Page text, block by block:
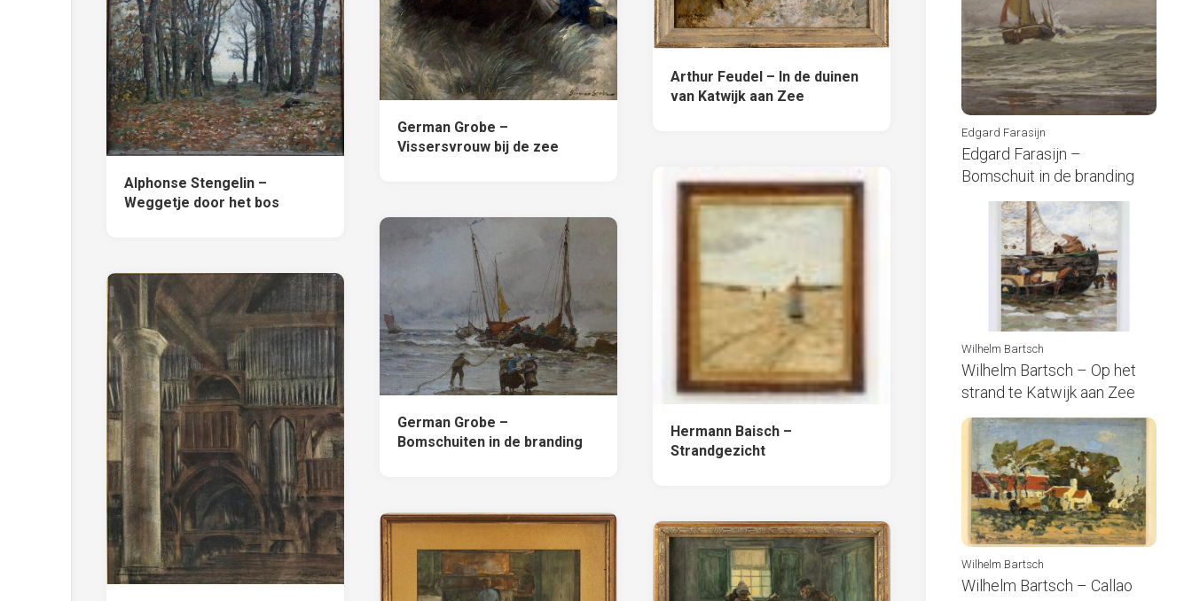
German Grobe –
Vissersvrouw bij de zee
Arthur Feudel – In de duinen
van Katwijk aan Zee
Alphonse Stengelin –
Weggetje door het bos
Hermann Baisch –
Strandgezicht
German Grobe –
Bomschuiten in de branding
Edgard Farasijn
Edgard Farasijn –
Bomschuit in de branding
Wilhelm Bartsch
Wilhelm Bartsch – Op het
strand te Katwijk aan Zee
Wilhelm Bartsch
Wilhelm Bartsch – Callao